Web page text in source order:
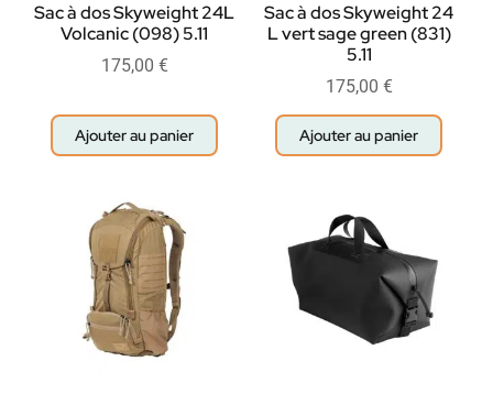
Sac à dos Skyweight 24L
Volcanic (098) 5.11
175,00 €
Ajouter au panier
Sac à dos Skyweight 24
L vert sage green (831)
5.11
175,00 €
Ajouter au panier